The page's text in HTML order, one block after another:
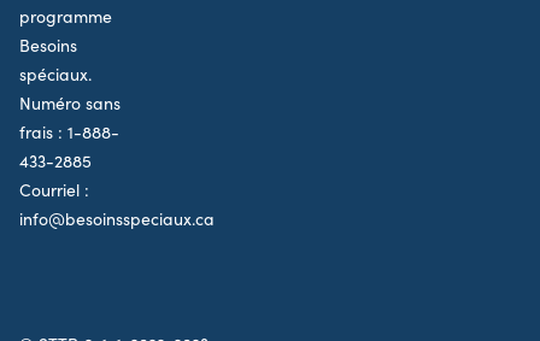
programme
Besoins
spéciaux.
Numéro sans
frais : 1-888-
433-2885
Courriel :
info@besoinsspeciaux.ca